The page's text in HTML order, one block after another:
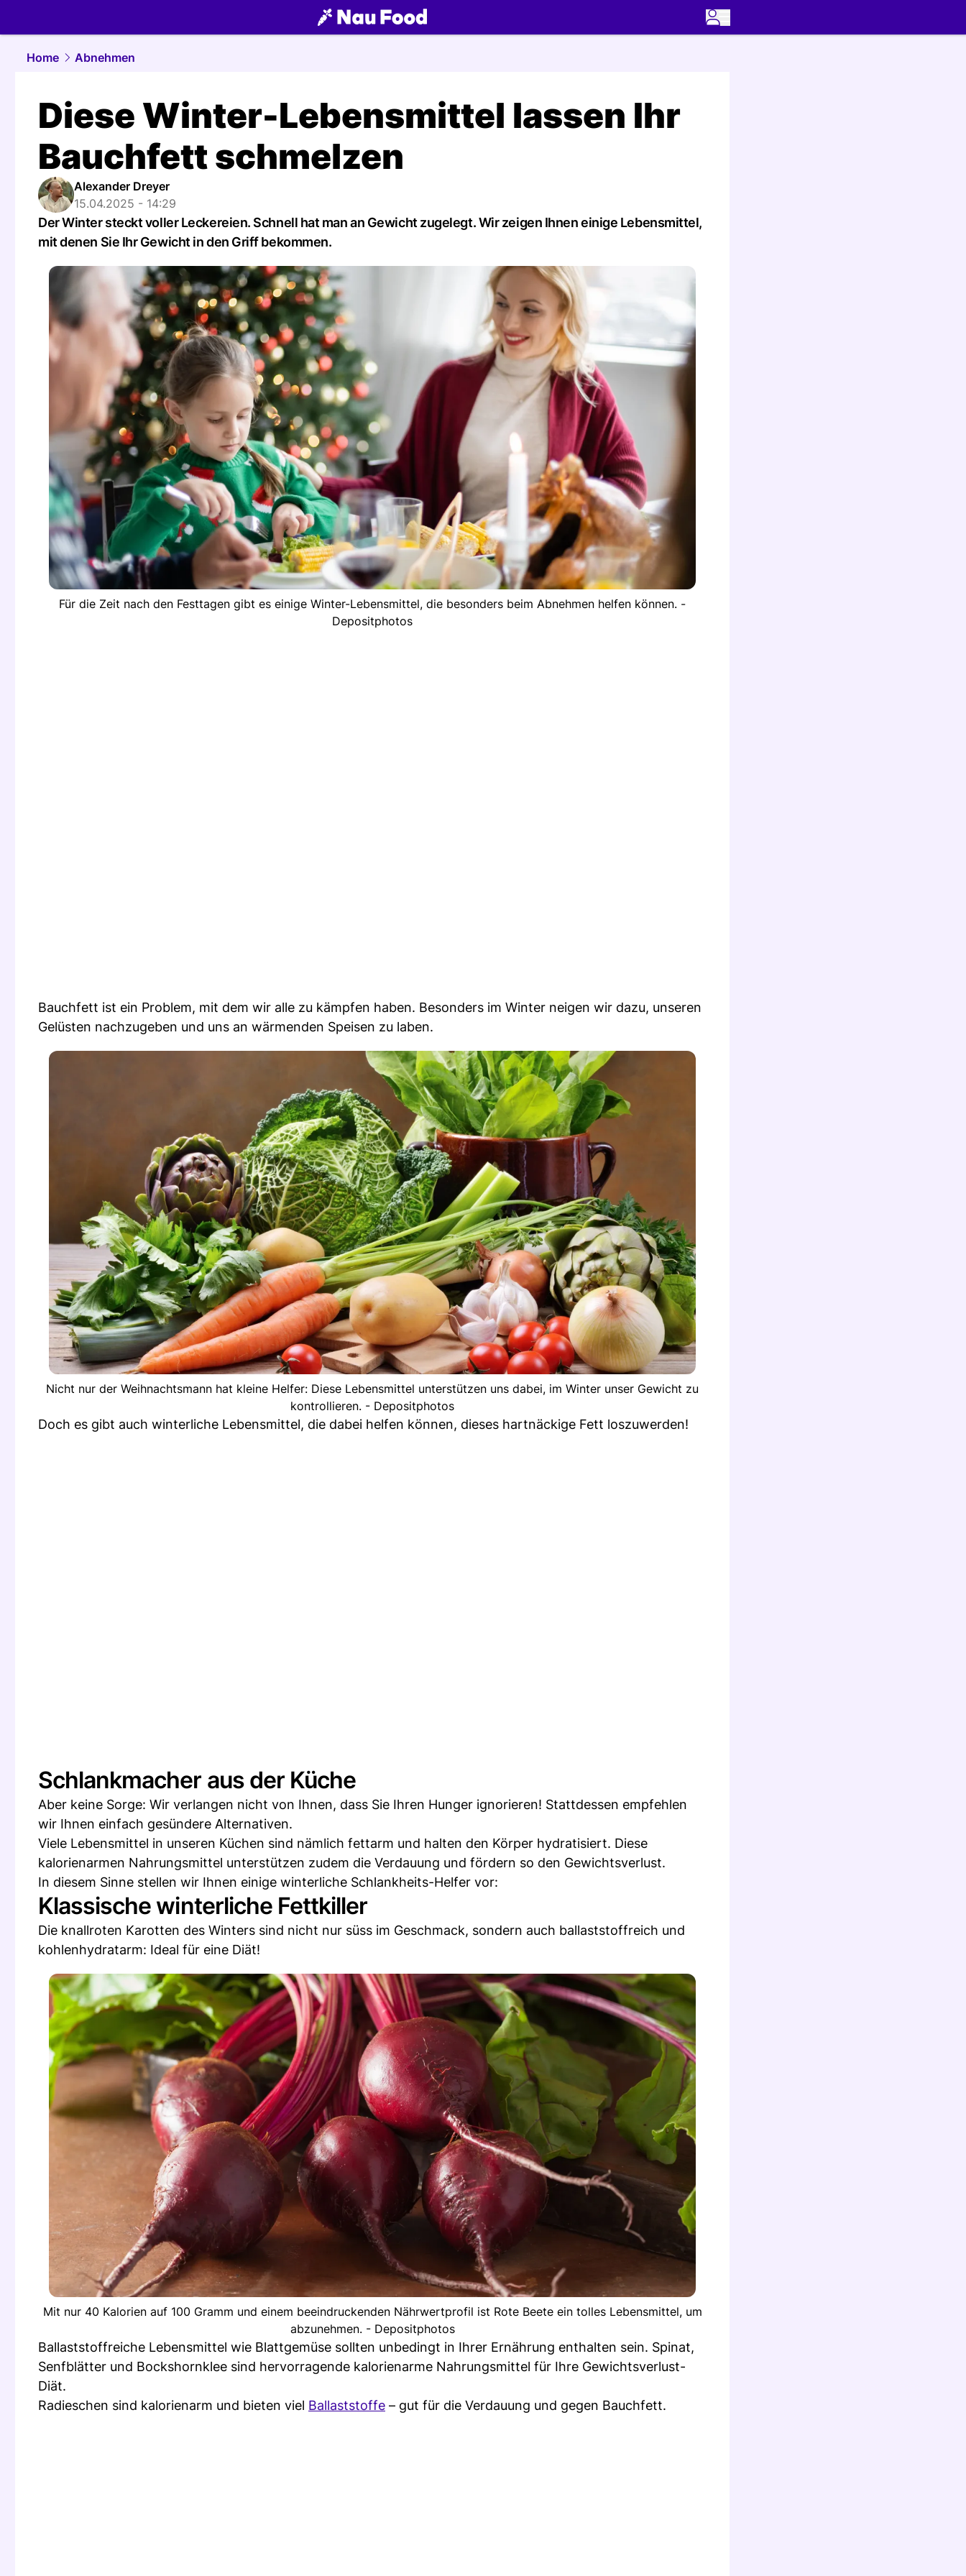
food.NAU.ch
Home
Abnehmen
Diese Winter-Lebensmittel lassen Ihr
Bauchfett schmelzen
Alexander Dreyer
15.04.2025 - 14:29
Der Winter steckt voller Leckereien. Schnell hat man an Gewicht zugelegt. Wir zeigen Ihnen einige Lebensmittel,
mit denen Sie Ihr Gewicht in den Griff bekommen.
Für die Zeit nach den Festtagen gibt es einige Winter-Lebensmittel, die besonders beim Abnehmen helfen können. -
Depositphotos
Bauchfett ist ein Problem, mit dem wir alle zu kämpfen haben. Besonders im Winter neigen wir dazu, unseren
Gelüsten nachzugeben und uns an wärmenden Speisen zu laben.
Nicht nur der Weihnachtsmann hat kleine Helfer: Diese Lebensmittel unterstützen uns dabei, im Winter unser Gewicht zu
kontrollieren. - Depositphotos
Doch es gibt auch winterliche Lebensmittel, die dabei helfen können, dieses hartnäckige Fett loszuwerden!
Schlankmacher aus der Küche
Aber keine Sorge: Wir verlangen nicht von Ihnen, dass Sie Ihren Hunger ignorieren! Stattdessen empfehlen
wir Ihnen einfach gesündere Alternativen.
Viele Lebensmittel in unseren Küchen sind nämlich fettarm und halten den Körper hydratisiert. Diese
kalorienarmen Nahrungsmittel unterstützen zudem die Verdauung und fördern so den Gewichtsverlust.
In diesem Sinne stellen wir Ihnen einige winterliche Schlankheits-Helfer vor:
Klassische winterliche Fettkiller
Die knallroten Karotten des Winters sind nicht nur süss im Geschmack, sondern auch ballaststoffreich und
kohlenhydratarm: Ideal für eine Diät!
Mit nur 40 Kalorien auf 100 Gramm und einem beeindruckenden Nährwertprofil ist Rote Beete ein tolles Lebensmittel, um
abzunehmen. - Depositphotos
Ballaststoffreiche Lebensmittel wie Blattgemüse sollten unbedingt in Ihrer Ernährung enthalten sein. Spinat,
Senfblätter und Bockshornklee sind hervorragende kalorienarme Nahrungsmittel für Ihre Gewichtsverlust-
Diät.
Radieschen sind kalorienarm und bieten viel Ballaststoffe – gut für die Verdauung und gegen Bauchfett.